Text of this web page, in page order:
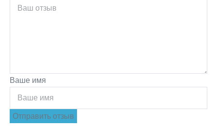
Ваше имя
Отправить отзыв